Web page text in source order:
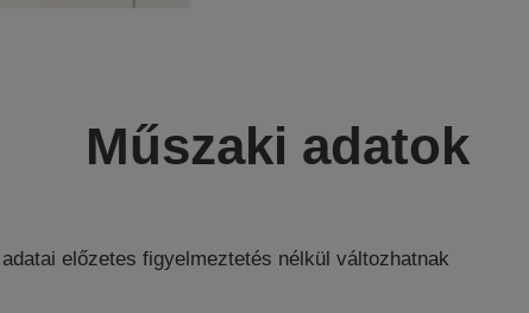
Műszaki adatok
előzetes figyelmeztetés nélkül változhatnak